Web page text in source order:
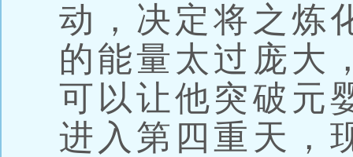
动，决定将之炼
的能量太过庞大
可以让他突破元
进入第四重天，